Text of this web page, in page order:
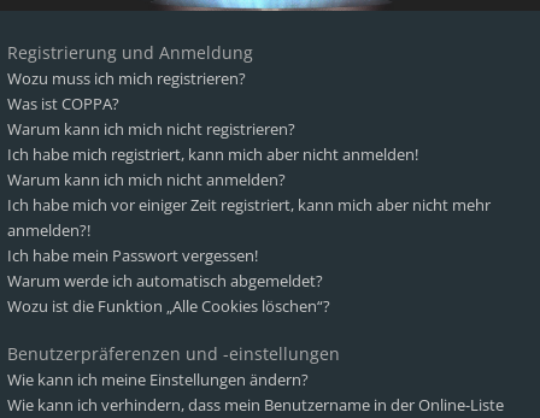
Registrierung und Anmeldung
Wozu muss ich mich registrieren?
Was ist COPPA?
Warum kann ich mich nicht registrieren?
Ich habe mich registriert, kann mich aber nicht anmelden!
Warum kann ich mich nicht anmelden?
Ich habe mich vor einiger Zeit registriert, kann mich aber nicht mehr
anmelden?!
Ich habe mein Passwort vergessen!
Warum werde ich automatisch abgemeldet?
Wozu ist die Funktion „Alle Cookies löschen“?
Benutzerpräferenzen und -einstellungen
Wie kann ich meine Einstellungen ändern?
Wie kann ich verhindern, dass mein Benutzername in der Online-Liste